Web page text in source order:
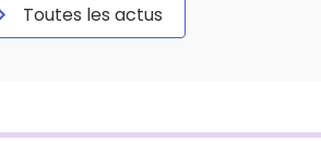
Toutes les actus